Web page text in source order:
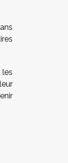
les